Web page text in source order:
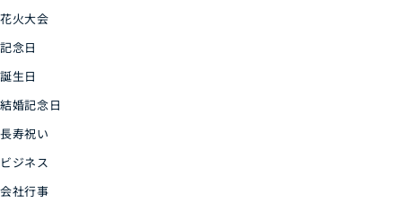
花火大会
記念日
誕生日
結婚記念日
長寿祝い
ビジネス
会社行事